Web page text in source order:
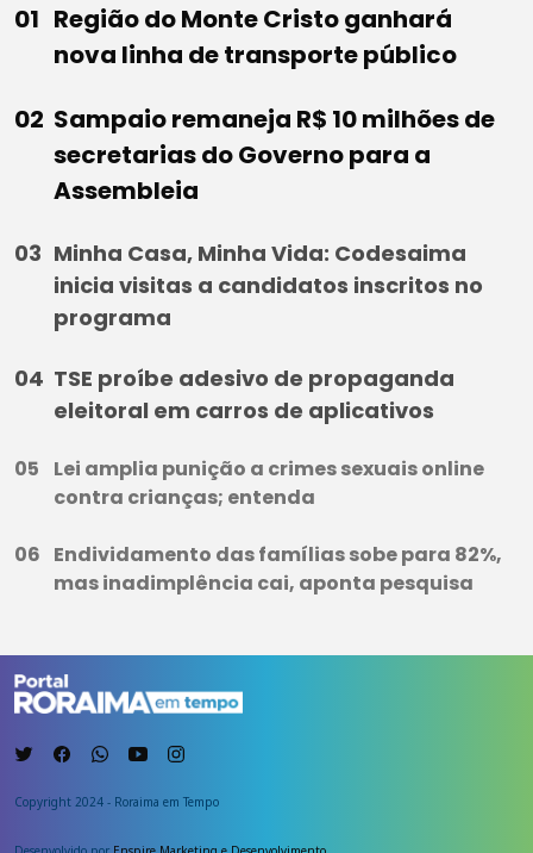
Região do Monte Cristo ganhará
nova linha de transporte público
Sampaio remaneja R$ 10 milhões de
secretarias do Governo para a
Assembleia
Minha Casa, Minha Vida: Codesaima
inicia visitas a candidatos inscritos no
programa
TSE proíbe adesivo de propaganda
eleitoral em carros de aplicativos
Lei amplia punição a crimes sexuais online
contra crianças; entenda
Endividamento das famílias sobe para 82%,
mas inadimplência cai, aponta pesquisa
Copyright 2024 - Roraima em Tempo